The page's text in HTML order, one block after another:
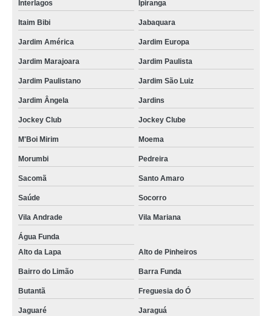
Interlagos Ipiranga
Itaim Bibi Jabaquara
Jardim América Jardim Europa
Jardim Marajoara Jardim Paulista
Jardim Paulistano Jardim São Luiz
Jardim Ângela Jardins
Jockey Club Jockey Clube
M'Boi Mirim Moema
Morumbi Pedreira
Sacomã Santo Amaro
Saúde Socorro
Vila Andrade Vila Mariana
Água Funda
Alto da Lapa
Alto de Pinheiros
Bairro do Limão Barra Funda
Butantã Freguesia do Ó
Jaguaré Jaraguá